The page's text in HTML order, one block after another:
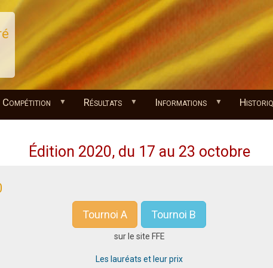
Compétition Résultats Informations
Édition 2020, du 17 au 23 octobre
Tournoi A Tournoi B
sur le site FFE
Les lauréats et leur prix